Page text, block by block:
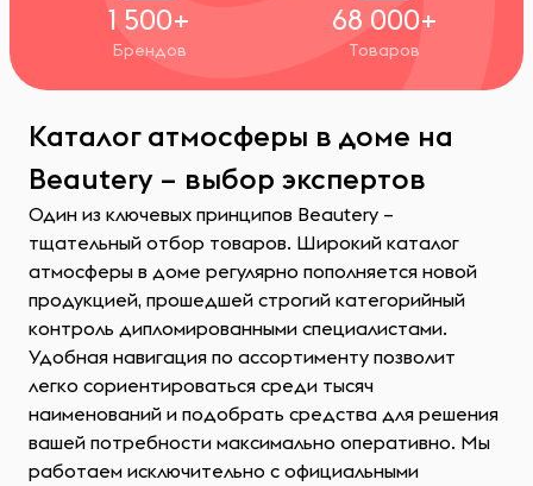
1 500+
Брендов
68 000+
Товаров
Каталог атмосферы в доме на
Beautery – выбор экспертов
Один из ключевых принципов Beautery –
тщательный отбор товаров. Широкий каталог
атмосферы в доме регулярно пополняется новой
продукцией, прошедшей строгий категорийный
контроль дипломированными специалистами.
Удобная навигация по ассортименту позволит
легко сориентироваться среди тысяч
наименований и подобрать средства для решения
вашей потребности максимально оперативно. Мы
работаем исключительно с официальными